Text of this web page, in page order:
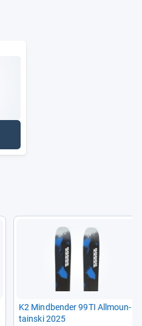
K2 Mind­ben­der 99TI All­moun­
tain­ski 2025